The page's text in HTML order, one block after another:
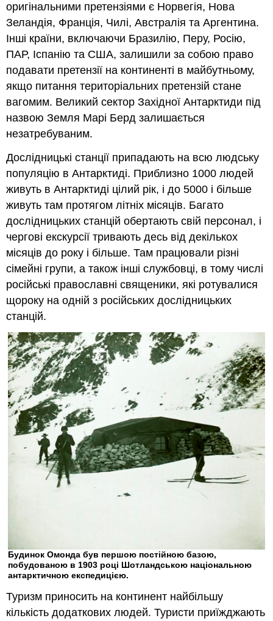
оригінальними претензіями є Норвегія, Нова
Зеландія, Франція, Чилі, Австралія та Аргентина.
Інші країни, включаючи Бразилію, Перу, Росію,
ПАР, Іспанію та США, залишили за собою право
подавати претензії на континенті в майбутньому,
якщо питання територіальних претензій стане
вагомим. Великий сектор Західної Антарктиди під
назвою Земля Марі Берд залишається
незатребуваним.
Дослідницькі станції припадають на всю людську
популяцію в Антарктиді. Приблизно 1000 людей
живуть в Антарктиді цілий рік, і до 5000 і більше
живуть там протягом літніх місяців. Багато
дослідницьких станцій обертають свій персонал, і
чергові екскурсії тривають десь від декількох
місяців до року і більше. Там працювали різні
сімейні групи, а також інші службовці, в тому числі
російські православні священики, які ротувалися
щороку на одній з російських дослідницьких
станцій.
Будинок Омонда був першою постійною базою,
побудованою в 1903 році Шотландською національною
антарктичною експедицією.
Туризм приносить на континент найбільшу
кількість додаткових людей. Туристи приїжджають